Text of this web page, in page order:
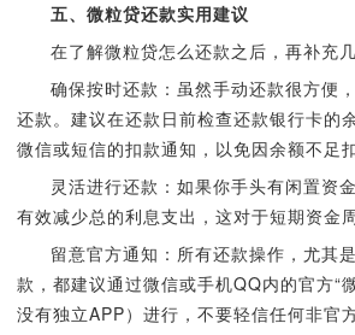
五、微粒贷还款实用建议
在了解微粒贷怎么还款之后，再补充
确保按时还款：虽然手动还款很方便
还款。建议在还款日前检查还款银行卡的
微信或短信的扣款通知，以免因余额不足
灵活进行还款：如果你手头有闲置资
有效减少总的利息支出，这对于短期资金
留意官方通知：所有还款操作，尤其
款，都建议通过微信或手机QQ内的官方“
没有独立APP）进行，不要轻信任何非官方